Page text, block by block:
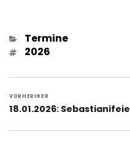
Kategorien
Termine
Schlagwörter
2026
VORHERIGER
Vorheriger
18.01.2026: